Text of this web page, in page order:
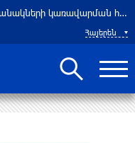
Բելառուսում պակասում է ԽՍՀՄ ժամանակների կառավարման համակարգը․ Լուկաշենկո
Հայերեն